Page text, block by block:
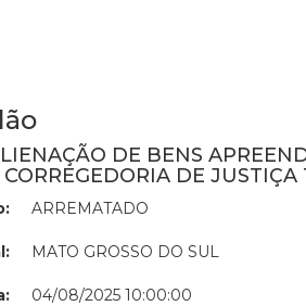
DE BENS
DE JUSTIÇA
ARREMATADO
MATO GROSSO DO SUL
04/08/2025 10:00:00